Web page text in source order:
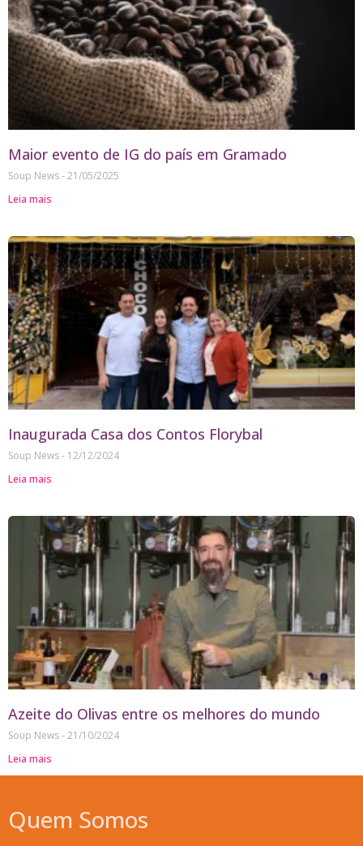
Maior evento de IG do país em Gramado
Soup News 21/05/2025
Leia mais
Inaugurada Casa dos Contos Florybal
Soup News
12/12/2024
Leia mais
Azeite do Olivas entre os melhores do mundo
Soup News 21/10/2024
Leia mais
Quem Somos